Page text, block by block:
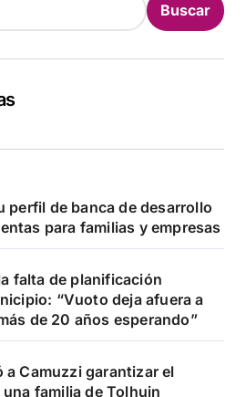
Buscar
perfil de banca de desarrollo
para familias y empresas
falta de planificación
“Vuoto deja afuera a
de 20 años esperando”
a Camuzzi garantizar el
familia de Tolhuin